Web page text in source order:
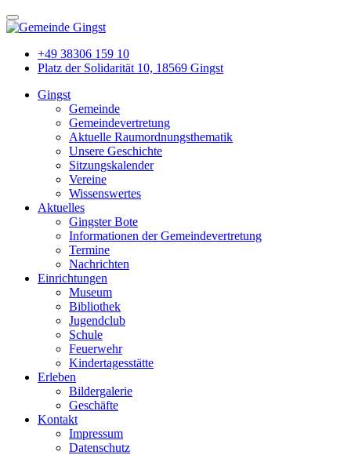
+49 38306 159 10
Platz der Solidarität 10, 18569 Gingst
Gingst
Gemeinde
Gemeindevertretung
Aktuelle Raumordnungsthematik
Unsere Geschichte
Sitzungskalender
Vereine
Wissenswertes
Aktuelles
Gingster Bote
Informationen der Gemeindevertretung
Termine
Nachrichten
Einrichtungen
Museum
Bibliothek
Jugendclub
Schule
Feuerwehr
Kindertagesstätte
Erleben
Bildergalerie
Geschäfte
Kontakt
Impressum
Datenschutz